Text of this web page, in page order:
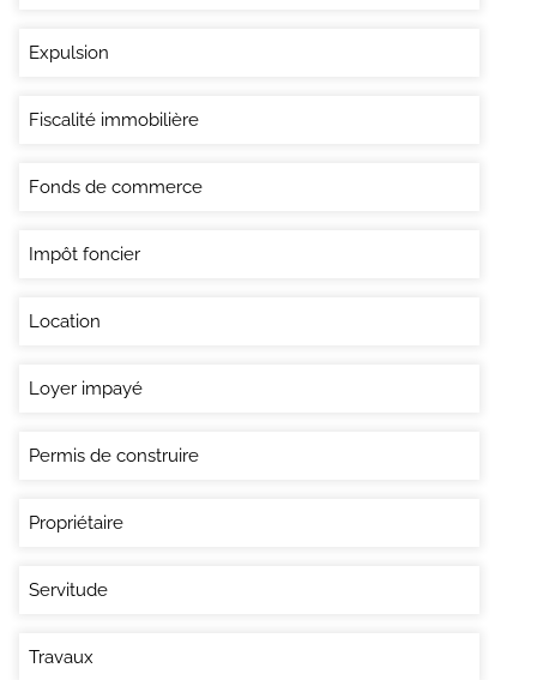
Expulsion
Fiscalité immobilière
Fonds de commerce
Impôt foncier
Location
Loyer impayé
Permis de construire
Propriétaire
Servitude
Travaux